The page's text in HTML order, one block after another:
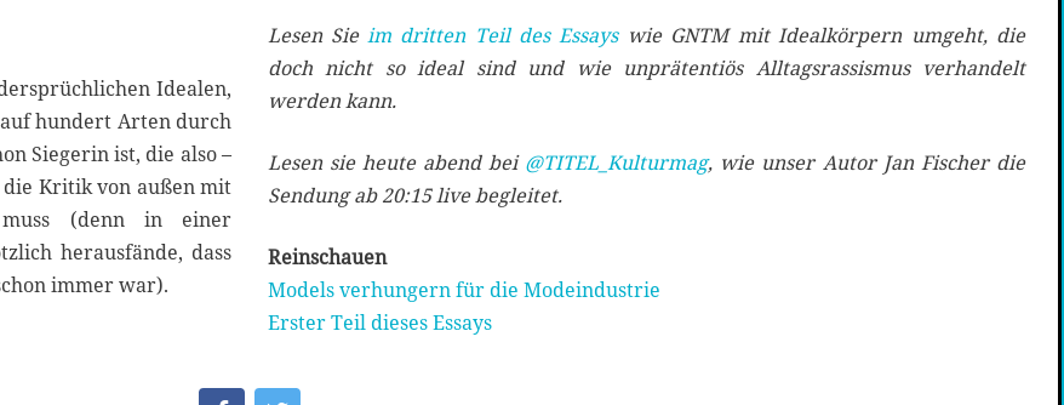
Idealen,
hundert Arten durch
Siegerin ist, die also –
Kritik von außen mit
(denn in einer
herausfände, dass
immer war).
Lesen Sie im dritten Teil des Essayswie GNTM mit Idealkörpern umgeht, die
doch nicht so ideal sind und wie unprätentiös Alltagsrassismus verhandelt
werden kann.
Lesen sie heute abend bei @TITEL_Kulturmag, wie unser Autor Jan Fischer die
Sendung ab 20:15 live begleitet.
Reinschauen
Models verhungern für die Modeindustrie
Erster Teil dieses Essays